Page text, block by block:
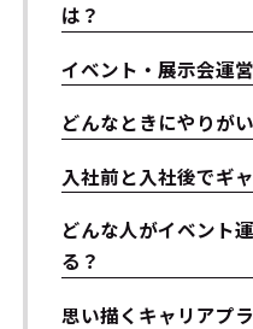
は？
イベント・展示会運
どんなときにやりが
入社前と入社後でギ
どんな人がイベント
る？
思い描くキャリアプ